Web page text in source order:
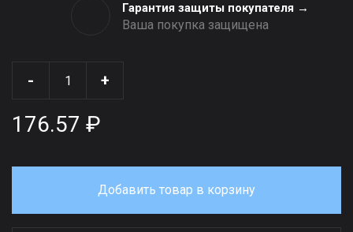
Гарантия защиты покупателя →
Ваша покупка защищена
- +
176.57 ₽
Добавить товар в корзину